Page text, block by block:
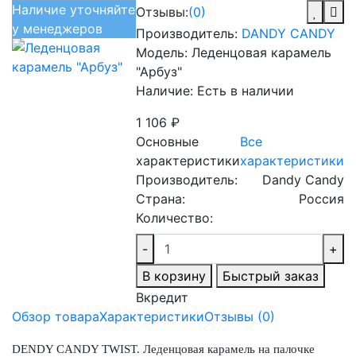
Наличие уточняйте
у менеджеров
Отзывы:(0)
Производитель: DANDY CANDY
Модель: Леденцовая карамель
"Арбуз"
Наличие: Есть в наличии
1 106 ₽
Основные
характеристики
Все
характеристики
Производитель:
Dandy Candy
Страна:
Россия
Количество:
-
+
В корзину
Быстрый заказ
Вкредит
Обзор товараХарактеристикиОтзывы (0)
DENDY CANDY TWIST. Леденцовая карамель на палочке